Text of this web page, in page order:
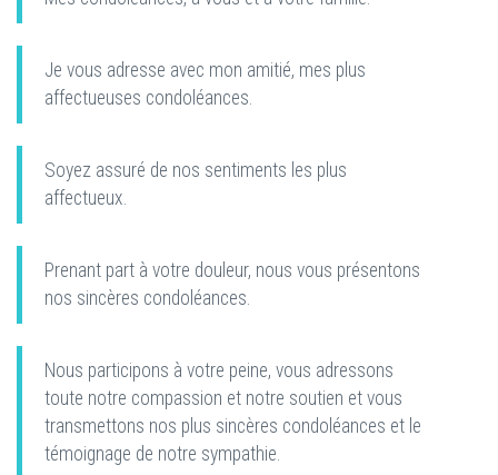
Je vous adresse avec mon amitié, mes plus
affectueuses condoléances.
Soyez assuré de nos sentiments les plus
affectueux.
Prenant part à votre douleur, nous vous présentons
nos sincères condoléances.
Nous participons à votre peine, vous adressons
toute notre compassion et notre soutien et vous
transmettons nos plus sincères condoléances et le
témoignage de notre sympathie.